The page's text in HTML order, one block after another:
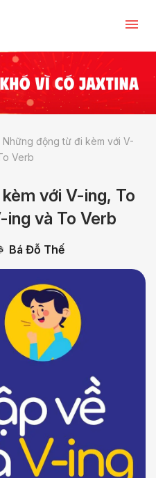
Những động từ đi kèm với V-
Verb
với V-ing, To
và To Verb
Bá Đỗ Thế